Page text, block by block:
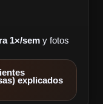
1×/sem y fotos
explicados